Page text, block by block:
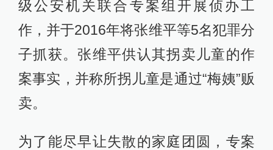
级公安机关联合专案组开展侦办工
作，并于2016年将张维平等5名犯罪分
子抓获。张维平供认其拐卖儿童的作
案事实，并称所拐儿童是通过“梅姨”贩
卖。
为了能尽早让失散的家庭团圆，专案